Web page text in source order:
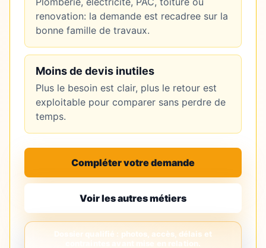
renovation: la demande est recadree sur la
bonne famille de travaux.
Moins de devis inutiles
Plus le besoin est clair, plus le retour est
exploitable pour comparer sans perdre de
temps.
Compléter votre demande
Voir les autres métiers